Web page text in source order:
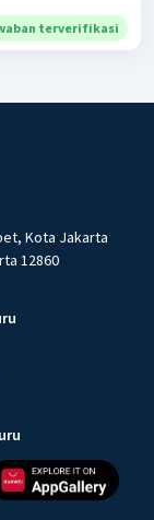
terverifikasi
Kota Jakarta
12860